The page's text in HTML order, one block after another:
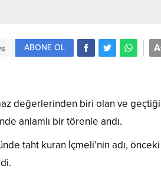
A
ABONE OL
değerlerinden biri olan ve
anlamlı bir törenle andı.
taht kuran İçmeli’nin adı, önceki